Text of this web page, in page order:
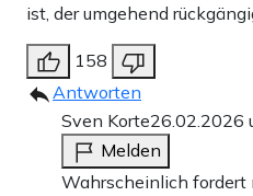
ist, der umgehend
158
Antworten
Sven Korte26.02.2026
Melden
Wahrscheinlich fordert